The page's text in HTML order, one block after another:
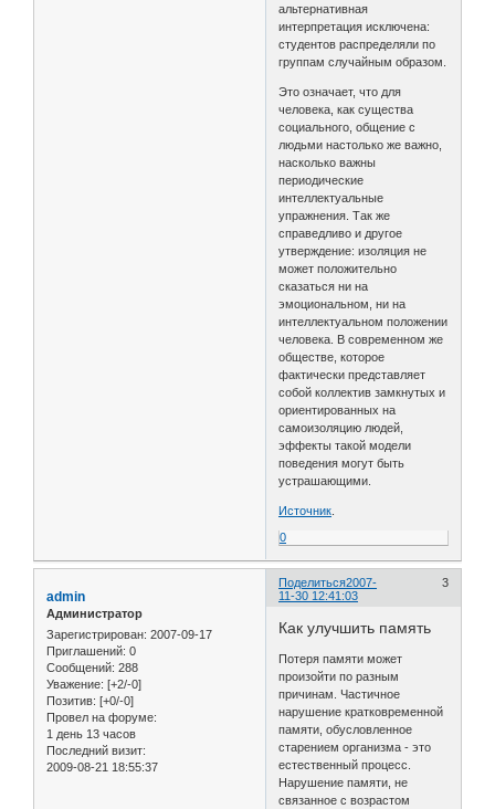
альтернативная
интерпретация исключена:
студентов распределяли по
группам случайным образом.
Это означает, что для
человека, как существа
социального, общение с
людьми настолько же важно,
насколько важны
периодические
интеллектуальные
упражнения. Так же
справедливо и другое
утверждение: изоляция не
может положительно
сказаться ни на
эмоциональном, ни на
интеллектуальном положении
человека. В современном же
обществе, которое
фактически представляет
собой коллектив замкнутых и
ориентированных на
самоизоляцию людей,
эффекты такой модели
поведения могут быть
устрашающими.
Источник
0
Поделиться 3
2007-
11-30 12:41:03
admin
Администратор
Зарегистрирован: 2007-09-17
Приглашений: 0
Сообщений: 288
Уважение: [+2/-0]
Позитив: [+0/-0]
Провел на форуме:
1 день 13 часов
Последний визит:
2009-08-21 18:55:37
Как улучшить память
Потеря памяти может
произойти по разным
причинам. Частичное
нарушение кратковременной
памяти, обусловленное
старением организма - это
естественный процесс.
Нарушение памяти, не
связанное с возрастом